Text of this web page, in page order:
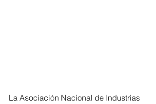
La Asociación Nacional de Industrias